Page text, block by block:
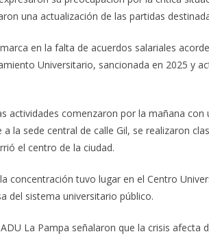
una actualización de las partidas
en la falta de acuerdos salariales
Universitario, sancionada en 2025 y
actividades comenzaron por la mañana
la sede central de calle Gil, se realizaron
el centro de la ciudad.
concentración tuvo lugar en el Centro
del sistema universitario público.
La Pampa señalaron que la crisis